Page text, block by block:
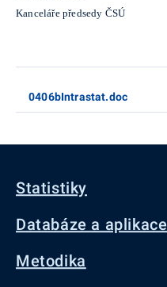
Kanceláře předsedy ČSÚ
0406bIntrastat.doc
Statistiky
Databáze a aplikace
Metodika